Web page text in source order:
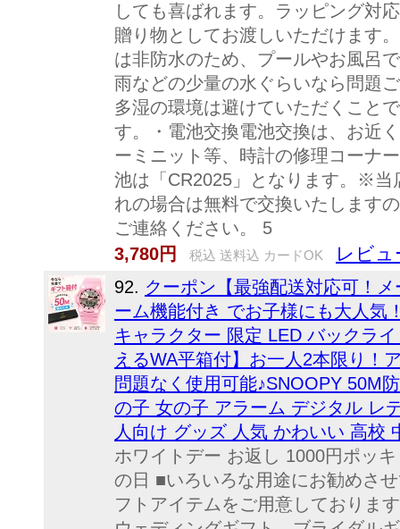
しても喜ばれます。ラッピング対
贈り物としてお渡しいただけます
は非防水のため、プールやお風呂
雨などの少量の水ぐらいなら問題
多湿の環境は避けていただくこと
す。・電池交換電池交換は、お近
ーミニット等、時計の修理コーナ
池は「CR2025」となります。※当
れの場合は無料で交換いたします
ご連絡ください。 5
3,780円
税込 送料込 カードOK レビュ
92. クーポン【最強配送対応可！
ーム機能付き でお子様にも大人気
キャラクター 限定 LED バックラ
えるWA平箱付】お一人2本限り！
問題なく使用可能♪SNOOPY 50M
の子 女の子 アラーム デジタル レ
人向け グッズ 人気 かわいい 高校
ホワイトデー お返し 1000円ポッ
の日 ■いろいろな用途にお勧めさ
フトアイテムをご用意しており